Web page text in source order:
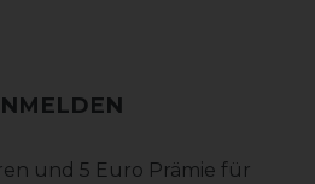
und 5 Euro Prämie für